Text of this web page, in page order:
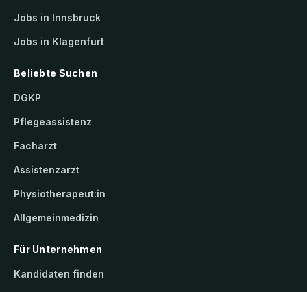
Jobs in Innsbruck
Jobs in Klagenfurt
Beliebte Suchen
DGKP
Pflegeassistenz
Facharzt
Assistenzarzt
Physiotherapeut:in
Allgemeinmedizin
Für Unternehmen
Kandidaten finden